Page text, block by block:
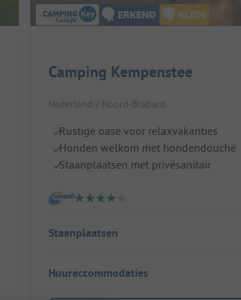
Camping Kempenstee
Nederland / Noord-Brabant
Rustige oase voor relaxvakanties
Honden welkom met hondendouche
Staanplaatsen met privésanitair
Staanplaatsen
Huuraccommodaties